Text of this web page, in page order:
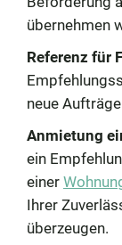
übernehmen
Referenz für
neue
Anmietung
ein
einer
Ihrer
überzeugen.